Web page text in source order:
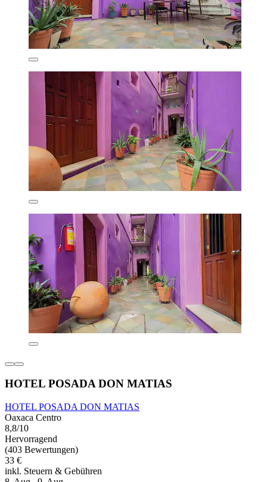
HOTEL POSADA DON MATIAS
HOTEL POSADA DON MATIAS
Oaxaca Centro
8,8/10
Hervorragend
(403 Bewertungen)
33 €
inkl. Steuern & Gebühren